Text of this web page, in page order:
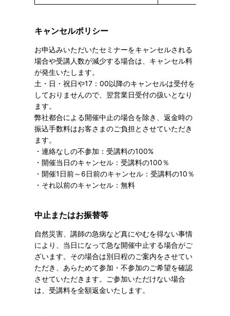
キャンセルポリシー
お申込みいただいたセミナーをキャンセルされる
場合や受講人数が減少する場合は、キャンセル料
が発生いたします。
土・日・祝日や17：00以降のキャンセルは受付を
しておりませんので、翌営業日受付の扱いとなり
ます。
弊社都合による開催中止の場合を除き、返金時の
振込手数料はお客さまのご負担とさせていただき
ます。
・連絡なしの不参加：受講料の100%
・開催当日のキャンセル：受講料の100％
・開催1日前～6日前のキャンセル：受講料の10％
・それ以前のキャンセル：無料
中止またはお振替等
自然災害、講師の急病など真にやむを得ない事情
により、当日になって急な開催中止する場合がご
ざいます。その場合は別日程のご案内をさせてい
ただき、あらためて参加・不参加のご希望を確認
させていただきます。ご参加いただけない場合
は、受講料を全額返金いたします。